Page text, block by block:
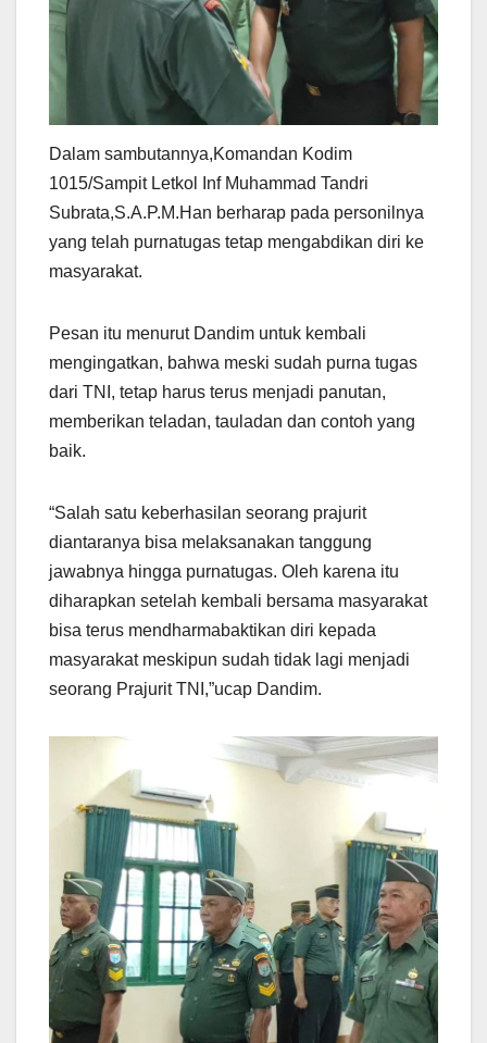
Dalam sambutannya,Komandan Kodim
1015/Sampit Letkol Inf Muhammad Tandri
Subrata,S.A.P.M.Han berharap pada personilnya
yang telah purnatugas tetap mengabdikan diri ke
masyarakat.
Pesan itu menurut Dandim untuk kembali
mengingatkan, bahwa meski sudah purna tugas
dari TNI, tetap harus terus menjadi panutan,
memberikan teladan, tauladan dan contoh yang
baik.
“Salah satu keberhasilan seorang prajurit
diantaranya bisa melaksanakan tanggung
jawabnya hingga purnatugas. Oleh karena itu
diharapkan setelah kembali bersama masyarakat
bisa terus mendharmabaktikan diri kepada
masyarakat meskipun sudah tidak lagi menjadi
seorang Prajurit TNI,”ucap Dandim.